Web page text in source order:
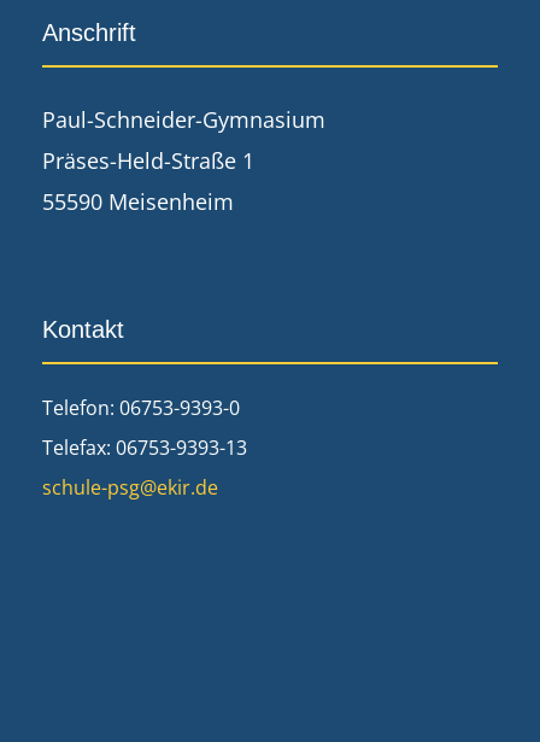
Anschrift
Paul-Schneider-Gymnasium
Präses-Held-Straße 1
55590 Meisenheim
Kontakt
Telefon: 06753-9393-0
Telefax: 06753-9393-13
schule-psg@ekir.de